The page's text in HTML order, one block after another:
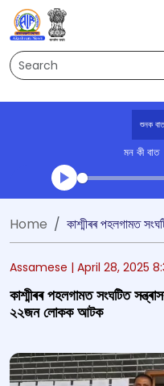
Search
শুনক
মন কী বাত
Home
Assamese | April 28, 2025
কাশ্মীৰৰ পহলগামত সংঘটিত
২২জন লোকক আটক